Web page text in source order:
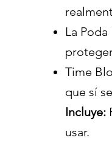
La
Time
que sí
Incluye:
usar.​​